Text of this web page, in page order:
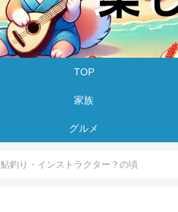
TOP
家族
グルメ
鮎釣り・インストラクター？の頃